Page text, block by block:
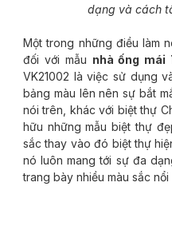
dạng và cách
Một trong những điều làm
đối với mẫu nhà ống mái
VK21002 là việc sử dụng
bảng màu lên nên sự bắt
nói trên, khác với biệt thự
hữu những mẫu biệt thự
sắc thay vào đó biệt thự
nó luôn mang tới sự đa
trang bày nhiều màu sắc nổi